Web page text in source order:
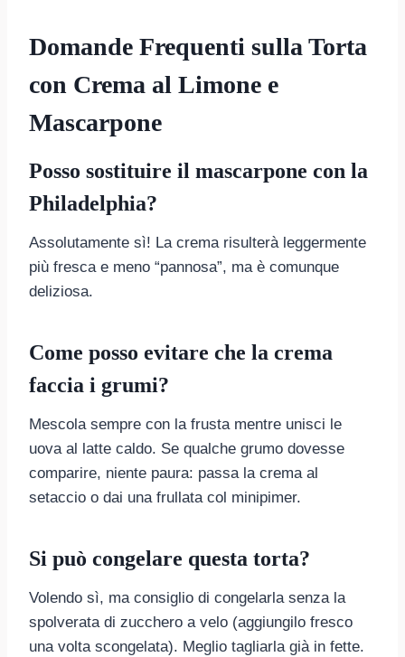
Domande Frequenti sulla Torta
con Crema al Limone e
Mascarpone
Posso sostituire il mascarpone con la
Philadelphia?
Assolutamente sì! La crema risulterà leggermente
più fresca e meno “pannosa”, ma è comunque
deliziosa.
Come posso evitare che la crema
faccia i grumi?
Mescola sempre con la frusta mentre unisci le
uova al latte caldo. Se qualche grumo dovesse
comparire, niente paura: passa la crema al
setaccio o dai una frullata col minipimer.
Si può congelare questa torta?
Volendo sì, ma consiglio di congelarla senza la
spolverata di zucchero a velo (aggiungilo fresco
una volta scongelata). Meglio tagliarla già in fette.